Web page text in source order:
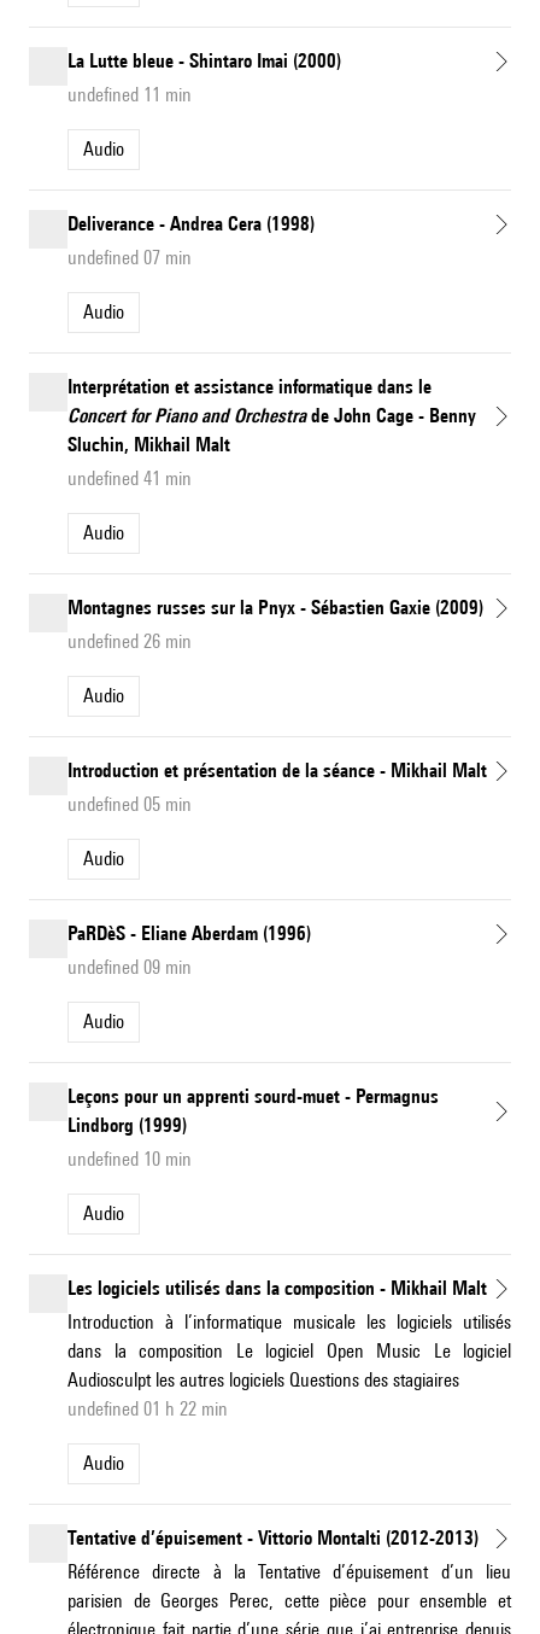
La Lutte bleue - Shintaro Imai (2000)
undefined 11 min
Audio
Deliverance - Andrea Cera (1998)
undefined 07 min
Audio
Interprétation et assistance informatique dans le
Concert for Piano and Orchestrade John Cage - Benny
Sluchin, Mikhail Malt
undefined 41 min
Audio
Montagnes russes sur la Pnyx - Sébastien Gaxie (2009)
undefined 26 min
Audio
Introduction et présentation de la séance - Mikhail Malt
undefined 05 min
Audio
PaRDèS - Eliane Aberdam (1996)
undefined 09 min
Audio
Leçons pour un apprenti sourd-muet - Permagnus
Lindborg (1999)
undefined 10 min
Audio
Les logiciels utilisés dans la composition - Mikhail Malt
Introduction à l’informatique musicale les logiciels utilisés
dans la composition Le logiciel Open Music Le logiciel
Audiosculpt les autres logiciels Questions des stagiaires
undefined 01 h 22 min
Audio
Tentative d’épuisement - Vittorio Montalti (2012-2013)
Référence directe à la Tentative d’épuisement d’un lieu
parisien de Georges Perec, cette pièce pour ensemble et